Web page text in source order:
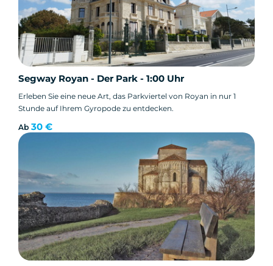
Segway Royan - Der Park - 1:00 Uhr
Erleben Sie eine neue Art, das Parkviertel von Royan in nur 1
Stunde auf Ihrem Gyropode zu entdecken.
Ab 30 €